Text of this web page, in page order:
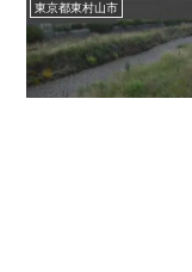
東京都東村山市